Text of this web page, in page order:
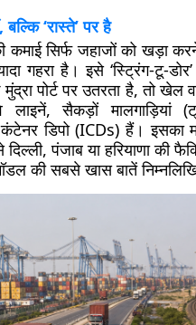
‘रास्ते’ पर है
कमाई सिर्फ जहाजों को खड़ा
है। इसे ‘स्ट्रिंग-टू-
पोर्ट पर उतरता है, तो खेल
सैकड़ों मालगाड़ियां
डिपो (ICDs) हैं। इसका
पंजाब या हरियाणा की
की सबसे खास बातें